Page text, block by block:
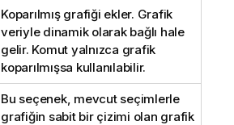
Koparılmış grafiği ekler. Grafik
veriyle dinamik olarak bağlı hale
gelir. Komut yalnızca grafik
koparılmışsa kullanılabilir.
Bu seçenek, mevcut seçimlerle
grafiğin sabit bir çizimi olan grafik